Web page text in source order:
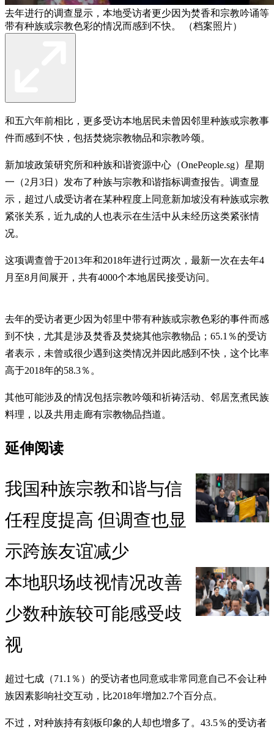
去年进行的调查显示，本地受访者更少因为焚香和宗教吟诵等
带有种族或宗教色彩的情况而感到不快。 （档案照片）
和五六年前相比，更多受访本地居民未曾因邻里种族或宗教事
件而感到不快，包括焚烧宗教物品和宗教吟颂。
新加坡政策研究所和种族和谐资源中心（OnePeople.sg）星期
一（2月3日）发布了种族与宗教和谐指标调查报告。调查显
示，超过八成受访者在某种程度上同意新加坡没有种族或宗教
紧张关系，近九成的人也表示在生活中从未经历这类紧张情
况。
这项调查曾于2013年和2018年进行过两次，最新一次在去年4
月至8月间展开，共有4000个本地居民接受访问。
去年的受访者更少因为邻里中带有种族或宗教色彩的事件而感
到不快，尤其是涉及焚香及焚烧其他宗教物品；65.1％的受访
者表示，未曾或很少遇到这类情况并因此感到不快，这个比率
高于2018年的58.3％。
其他可能涉及的情况包括宗教吟颂和祈祷活动、邻居烹煮民族
料理，以及共用走廊有宗教物品挡道。
延伸阅读
我国种族宗教和谐与信
任程度提高 但调查也显
示跨族友谊减少
本地职场歧视情况改善
少数种族较可能感受歧
视
超过七成（71.1％）的受访者也同意或非常同意自己不会让种
族因素影响社交互动，比2018年增加2.7个百分点。
不过，对种族持有刻板印象的人却也增多了。43.5％的受访者